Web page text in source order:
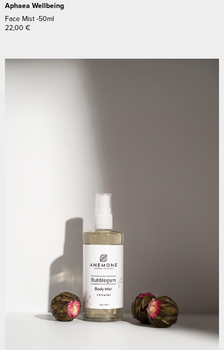
Aphaea Wellbeing
Face Mist -50ml
22,00 €